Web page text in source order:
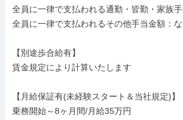
全員に一律で支払われる通勤・皆勤・家族
全員に一律で支払われるその他手当金額：な
【別途歩合給有】
賃金規定により計算いたします
【月給保証有(未経験スタート＆当社規定)】
乗務開始～8ヶ月間/月給35万円